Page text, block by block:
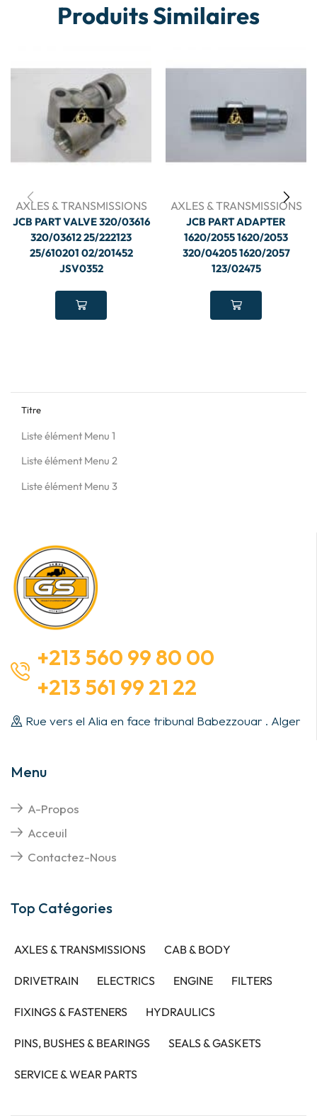
Produits Similaires
AXLES & TRANSMISSIONS
JCB PART VALVE 320/03616
320/03612 25/222123
25/610201 02/201452
JSV0352
AXLES & TRANSMISSIONS
JCB PART ADAPTER
1620/2055 1620/2053
320/04205 1620/2057
123/02475
Titre
Liste élément Menu 1
Liste élément Menu 2
Liste élément Menu 3
+213 560 99 80 00
+213 561 99 21 22
Rue vers el Alia en face tribunal Babezzouar . Alger
Menu
A-Propos
Acceuil
Contactez-Nous
Top Catégories
AXLES & TRANSMISSIONS CAB & BODY
DRIVETRAIN ELECTRICS ENGINE FILTERS
FIXINGS & FASTENERS HYDRAULICS
PINS, BUSHES & BEARINGS SEALS & GASKETS
SERVICE & WEAR PARTS